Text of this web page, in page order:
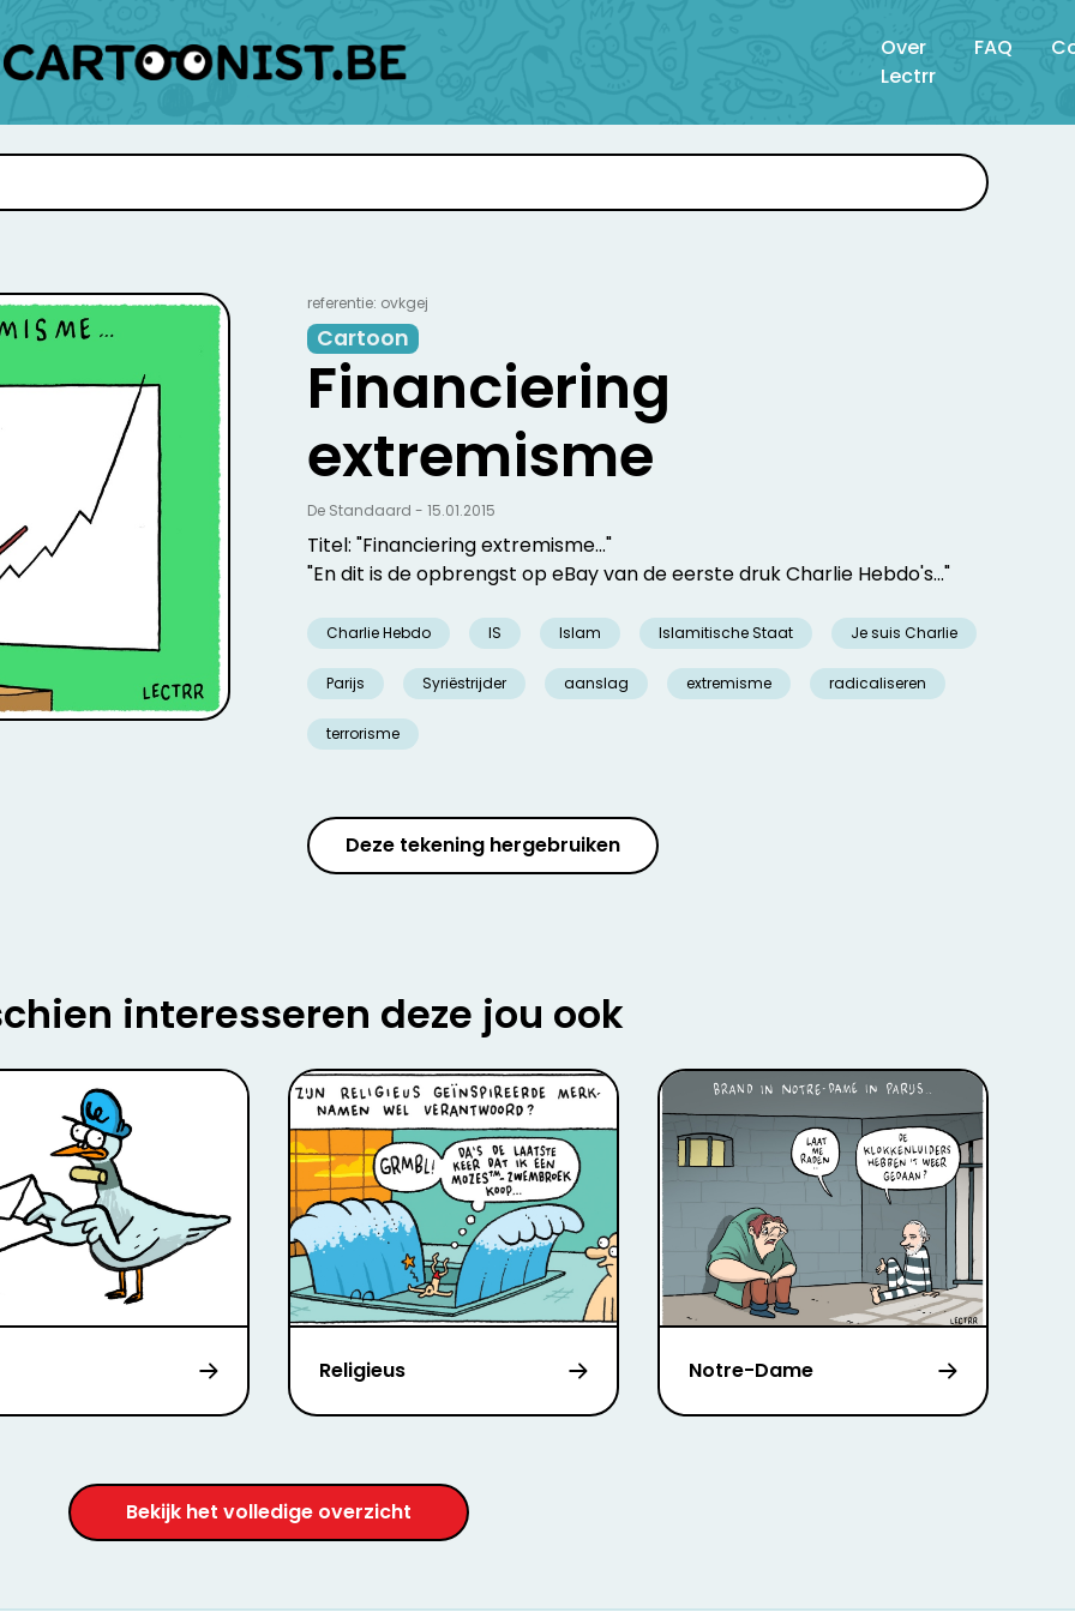
Over
Lectrr
FAQ
referentie: ovkgej
Cartoon
Financiering
extremisme
Titel: "Financiering extremisme..."
"En dit is de opbrengst op eBay van de eerste druk Charlie Hebdo's..."
Charlie Hebdo IS Islam Islamitische Staat Je suis Charlie
Parijs Syriëstrijder aanslag extremisme radicaliseren
terrorisme
De Standaard - 15.01.2015
Deze tekening hergebruiken
interesseren deze jou ook
Religieus Notre-Dame
Bekijk het volledige overzicht